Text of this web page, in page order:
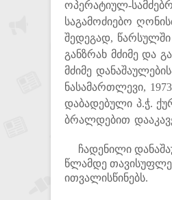
ოპერატიულ-
საგამოძიებო
შედეგად,
განზრახ მძიმე და
მძიმე
ნასამართლევი,
დაბადებული პ.ჭ.
ბრალდებით
ჩადენილი
წლამდე
ითვალისწინებს.